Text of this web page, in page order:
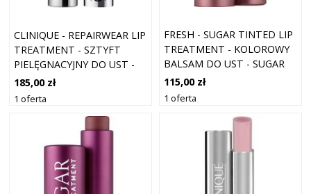
CLINIQUE - REPAIRWEAR LIP
TREATMENT - SZTYFT
PIELĘGNACYJNY DO UST -
3,6 GR - DLA KOBIET
185,00 zł
1 oferta
FRESH - SUGAR TINTED LIP
TREATMENT - KOLOROWY
BALSAM DO UST - SUGAR
LIP TREATMENT PEONY -
DLA KOBIET
115,00 zł
1 oferta